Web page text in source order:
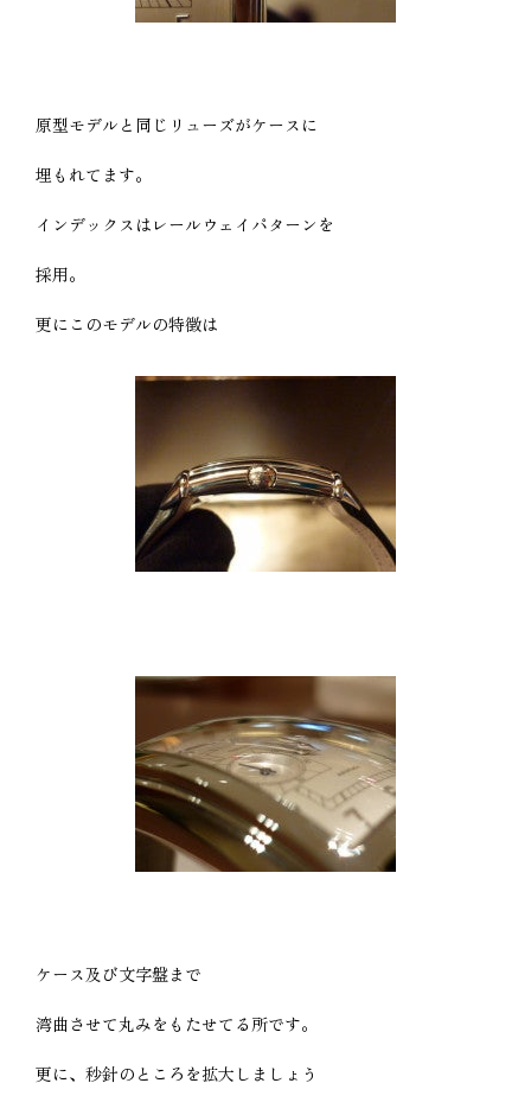
原型モデルと同じリューズがケースに
埋もれてます。
インデックスはレールウェイパターンを
採用。
更にこのモデルの特徴は
ケース及び文字盤まで
湾曲させて丸みをもたせてる所です。
更に、秒針のところを拡大しましょう